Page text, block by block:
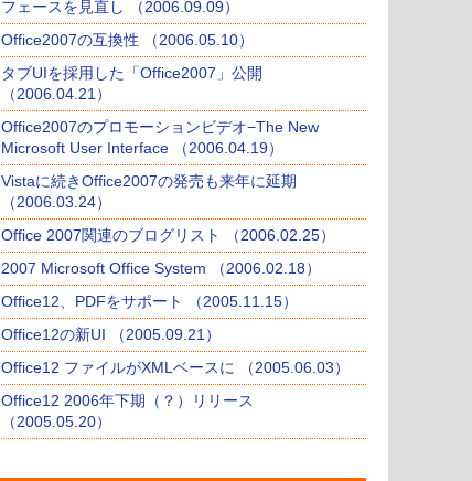
フェースを見直し （2006.09.09）
Office2007の互換性 （2006.05.10）
タブUIを採用した「Office2007」公開
（2006.04.21）
Office2007のプロモーションビデオ−The New
Microsoft User Interface （2006.04.19）
Vistaに続きOffice2007の発売も来年に延期
（2006.03.24）
Office 2007関連のブログリスト （2006.02.25）
2007 Microsoft Office System （2006.02.18）
Office12、PDFをサポート （2005.11.15）
Office12の新UI （2005.09.21）
Office12 ファイルがXMLベースに （2005.06.03）
Office12 2006年下期（？）リリース
（2005.05.20）